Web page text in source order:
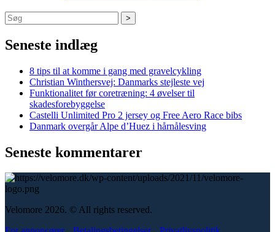
Søg
Seneste indlæg
8 tips til at komme i gang med gravelcykling
Christian Winthersvej: Danmarks stejleste vej
Funktionalitet før coretræning: 4 øvelser til
skadesforebyggelse
Castelli Unlimited Pro 2 jersey og Free Aero Race bibs
Danmark overgår Alpe d’Huez i hårnålesving
Seneste kommentarer
Velomore 2026. © All rights reserved.